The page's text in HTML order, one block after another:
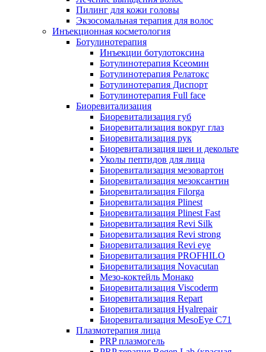
Пилинг для кожи головы
Экзосомальная терапия для волос
Инъекционная косметология
Ботулинотерапия
Инъекции ботулотоксина
Ботулинотерапия Ксеомин
Ботулинотерапия Релатокс
Ботулинотерапия Диспорт
Ботулинотерапия Full face
Биоревитализация
Биоревитализация губ
Биоревитализация вокруг глаз
Биоревитализация рук
Биоревитализация шеи и декольте
Уколы пептидов для лица
Биоревитализация мезовартон
Биоревитализация мезоксантин
Биоревитализация Filorga
Биоревитализация Plinest
Биоревитализация Plinest Fast
Биоревитализация Revi Silk
Биоревитализация Revi strong
Биоревитализация Revi eye
Биоревитализация PROFHILO
Биоревитализация Novacutan
Мезо-коктейль Монако
Биоревитализация Viscoderm
Биоревитализация Repart
Биоревитализация Hyalrepair
Биоревитализация MesoEye C71
Плазмотерапия лица
PRP плазмогель